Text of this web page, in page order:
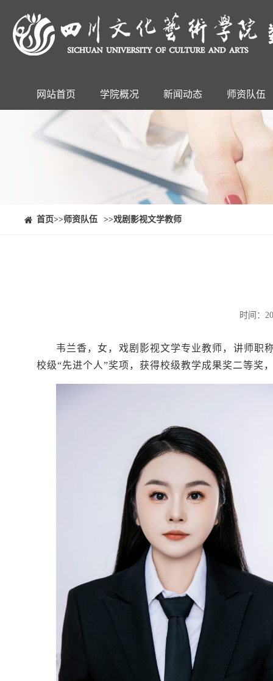
⠀⠀首页>>师资队伍 >>戏剧影视文学教师
时间：
韦兰香，女，戏剧影视文学专业教师，讲师职
校级“先进个人”奖项，获得校级教学成果奖二等奖
网站首页 学院概况 新闻动态 师资队伍